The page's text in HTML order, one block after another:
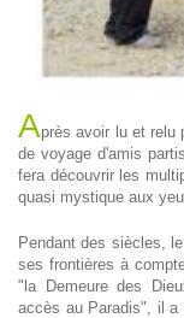
Après avoir lu et relu
de voyage d'amis
fera découvrir les
quasi mystique aux
Pendant des siècles,
ses frontières à
"la Demeure des
accès au Paradis", il a